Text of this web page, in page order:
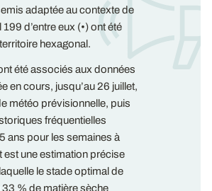
adaptée au contexte de
199 d’entre eux (•) ont été
hexagonal.
été associés aux données
en cours, jusqu’au 26 juillet,
météo prévisionnelle, puis
fréquentielles
ans pour les semaines à
est une estimation précise
le stade optimal de
% de matière sèche